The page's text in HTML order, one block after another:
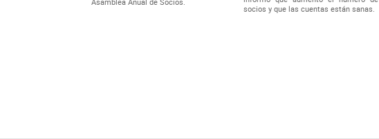
socios y que las cuentas están sanas.